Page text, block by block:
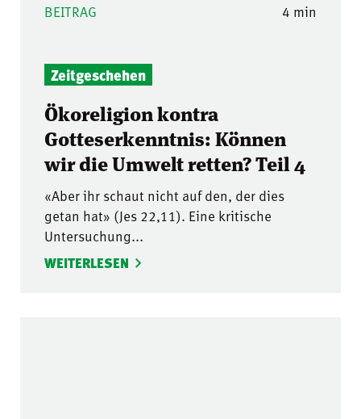
BEITRAG 4 min
Zeitgeschehen
Ökoreligion kontra
Gotteserkenntnis: Können
wir die Umwelt retten? Teil 4
«Aber ihr schaut nicht auf den, der dies
getan hat» (Jes 22,11). Eine kritische
Untersuchung...
WEITERLESEN